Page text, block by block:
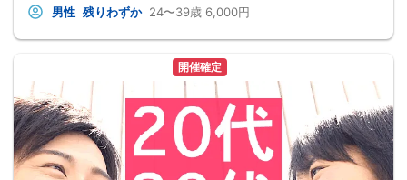
男性 残りわずか 24〜39歳 6,000円
開催確定